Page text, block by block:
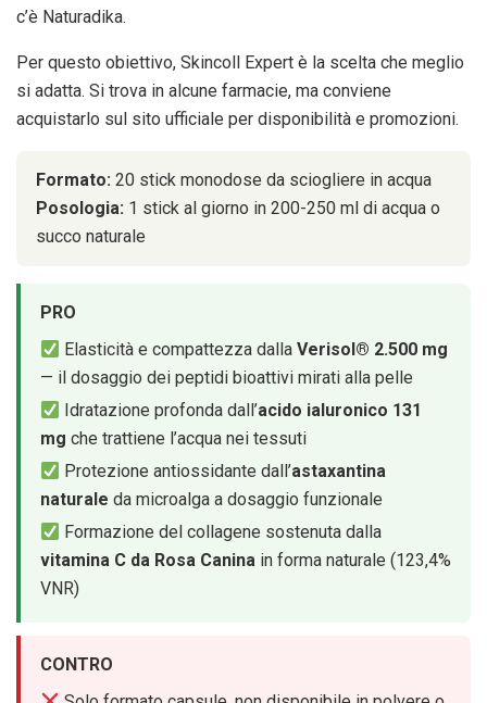
c’è Naturadika.
Per questo obiettivo, Skincoll Expert è la scelta che meglio
si adatta. Si trova in alcune farmacie, ma conviene
acquistarlo sul sito ufficiale per disponibilità e promozioni.
Formato: 20 stick monodose da sciogliere in acqua
Posologia: 1 stick al giorno in 200-250 ml di acqua o
succo naturale
PRO
Elasticità e compattezza dallaVerisol® 2.500 mg
— il dosaggio dei peptidi bioattivi mirati alla pelle
Idratazione profonda dall’acido ialuronico 131
mg che trattiene l’acqua nei tessuti
Protezione antiossidante dall’astaxantina
naturale da microalga a dosaggio funzionale
Formazione del collagene sostenuta dalla
vitamina C da Rosa Canina in forma naturale (123,4%
VNR)
CONTRO